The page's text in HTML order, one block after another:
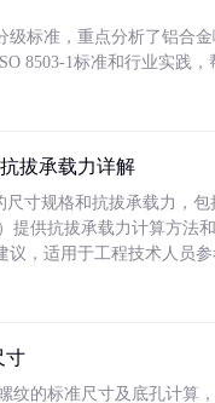
标准，重点分析了铝合
8503-1标准和行业实践
拔承载力详解
尺寸规格和抗拔承载力，
提供抗拔承载力计算方法
，适用于工程技术人员参
寸
纹的标准尺寸及底孔计算